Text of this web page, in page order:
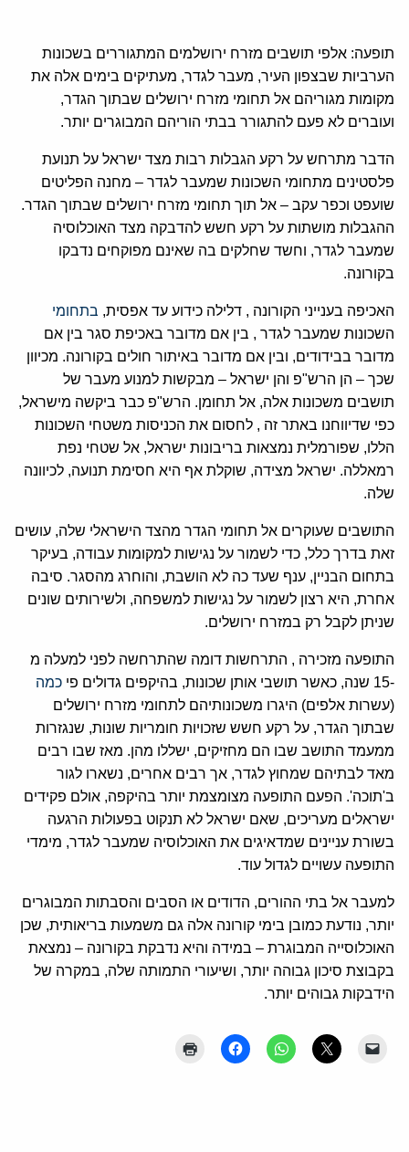
תופעה: אלפי תושבים מזרח ירושלמים המתגוררים בשכונות
הערביות שבצפון העיר, מעבר לגדר, מעתיקים בימים אלה את
מקומות מגוריהם אל תחומי מזרח ירושלים שבתוך הגדר,
ועוברים לא פעם להתגורר בבתי הוריהם המבוגרים יותר.
הדבר מתרחש על רקע הגבלות רבות מצד ישראל על תנועת
פלסטינים מתחומי השכונות שמעבר לגדר – מחנה הפליטים
שועפט וכפר עקב – אל תוך תחומי מזרח ירושלים שבתוך הגדר.
ההגבלות מושתות על רקע חשש להדבקה מצד האוכלוסיה
שמעבר לגדר, וחשד שחלקים בה שאינם מפוקחים נדבקו
בקורונה.
האכיפה בענייני הקורונה , דלילה כידוע עד אפסית, בתחומי
השכונות שמעבר לגדר , בין אם מדובר באכיפת סגר בין אם
מדובר בבידודים, ובין אם מדובר באיתור חולים בקורונה. מכיוון
שכך – הן הרש"פ והן ישראל – מבקשות למנוע מעבר של
תושבים משכונות אלה, אל תחומן. הרש"פ כבר ביקשה מישראל,
כפי שדיווחנו באתר זה , לחסום את הכניסות משטחי השכונות
הללו, שפורמלית נמצאות בריבונות ישראל, אל שטחי נפת
רמאללה. ישראל מצידה, שוקלת אף היא חסימת תנועה, לכיוונה
שלה.
התושבים שעוקרים אל תחומי הגדר מהצד הישראלי שלה, עושים
זאת בדרך כלל, כדי לשמור על נגישות למקומות עבודה, בעיקר
בתחום הבניין, ענף שעד כה לא הושבת, והוחרג מהסגר. סיבה
אחרת, היא רצון לשמור על נגישות למשפחה, ולשירותים שונים
שניתן לקבל רק במזרח ירושלים.
התופעה מזכירה , התרחשות דומה שהתרחשה לפני למעלה מ
-15 שנה, כאשר תושבי אותן שכונות, בהיקפים גדולים פי
כמה
(עשרות אלפים) היגרו משכונותיהם לתחומי מזרח ירושלים
שבתוך הגדר, על רקע חשש שזכויות חומריות שונות, שנגזרות
ממעמד התושב שבו הם מחזיקים, ישללו מהן. מאז שבו רבים
מאד לבתיהם שמחוץ לגדר, אך רבים אחרים, נשארו לגור
ב'תוכה'. הפעם התופעה מצומצמת יותר בהיקפה, אולם פקידים
ישראלים מעריכים, שאם ישראל לא תנקוט בפעולות הרגעה
בשורת עניינים שמדאיגים את האוכלוסיה שמעבר לגדר, מימדי
התופעה עשויים לגדול עוד.
למעבר אל בתי ההורים, הדודים או הסבים והסבתות המבוגרים
יותר, נודעת כמובן בימי קורונה אלה גם משמעות בריאותית, שכן
האוכלוסייה המבוגרת – במידה והיא נדבקת בקורונה – נמצאת
בקבוצת סיכון גבוהה יותר, ושיעורי התמותה שלה, במקרה של
הידבקות גבוהים יותר.